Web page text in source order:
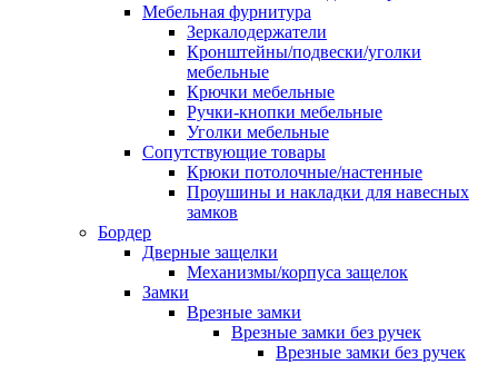
Мебельная фурнитура
Зеркалодержатели
Кронштейны/подвески/уголки
мебельные
Крючки мебельные
Ручки-кнопки мебельные
Уголки мебельные
Сопутствующие товары
Крюки потолочные/настенные
Проушины и накладки для навесных
замков
Бордер
Дверные защелки
Механизмы/корпуса защелок
Замки
Врезные замки
Врезные замки без ручек
Врезные замки без ручек